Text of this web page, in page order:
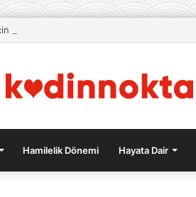
Beslenme Önerileri
Hamilelik Dönemi Hayata Dair